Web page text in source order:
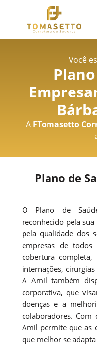
Você
A FTomasetto
Plano de
O Plano de
reconhecido pela
pela qualidade dos
empresas de
cobertura completa,
internações,
A Amil também
corporativa, que
doenças e a
colaboradores. Com
Amil permite que as
que melhor se